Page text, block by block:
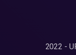
2022 -